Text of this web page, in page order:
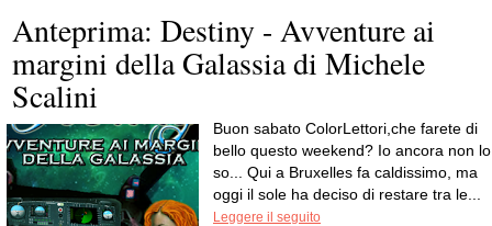
Anteprima: Destiny - Avventure ai
margini della Galassia di Michele
Scalini
Buon sabato ColorLettori,che farete di
bello questo weekend? Io ancora non lo
so... Qui a Bruxelles fa caldissimo, ma
oggi il sole ha deciso di restare tra le...
Leggere il seguito